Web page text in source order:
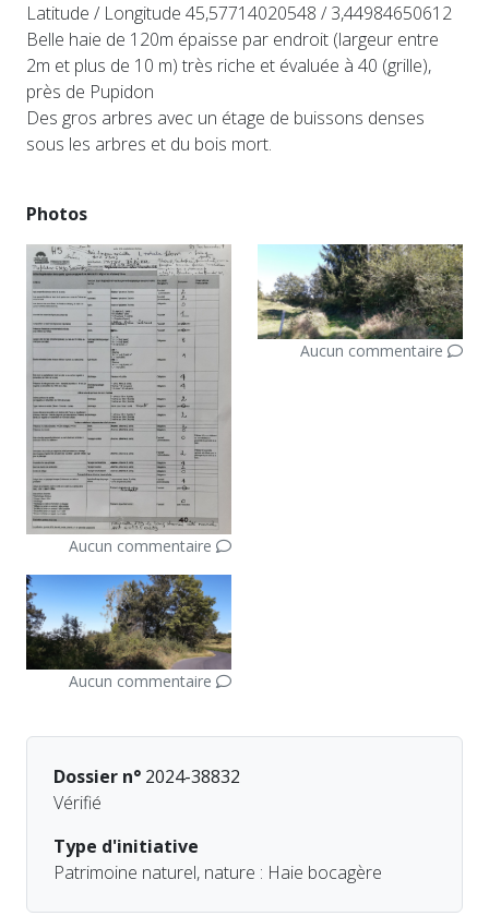
Latitude / Longitude 45,57714020548 / 3,44984650612
Belle haie de 120m épaisse par endroit (largeur entre
2m et plus de 10 m) très riche et évaluée à 40 (grille),
près de Pupidon
Des gros arbres avec un étage de buissons denses
sous les arbres et du bois mort.
Photos
Aucun commentaire
Aucun commentaire
Aucun commentaire
Dossier n° 2024-38832
Vérifié
Type d'initiative
Patrimoine naturel, nature : Haie bocagère